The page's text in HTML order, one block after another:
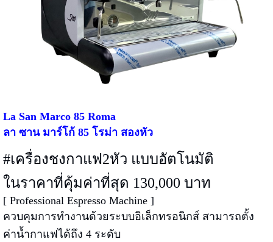
La San Marco 85 Roma
ลา ซาน มาร์โก้ 85 โรม่า สองหัว
#เครื่องชงกาแฟ2หัว แบบอัตโนมัติ
ในราคาที่คุ้มค่าที่สุด 130,000 บาท
[ Professional Espresso Machine ]
ควบคุมการทำงานด้วยระบบอิเล็กทรอนิกส์ สามารถตั้ง
ค่าน้ำกาแฟได้ถึง 4 ระดับ